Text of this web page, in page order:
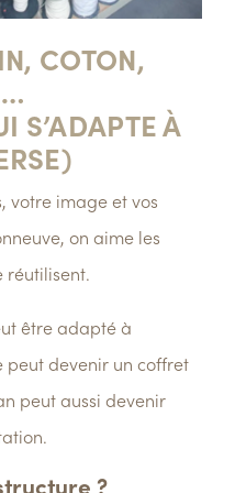
COTON,
S’ADAPTE À
votre image et vos
, on aime les
réutilisent.
être adapté à
peut devenir un coffret
peut aussi devenir
?